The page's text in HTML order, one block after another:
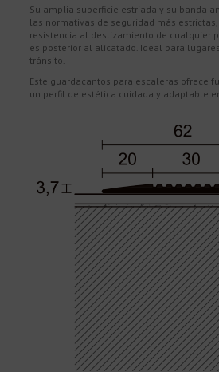
Su amplia superficie estriada y su banda
las normativas de seguridad más
resistencia al deslizamiento de cualquier
es posterior al alicatado. Ideal para
tránsito.
Este guardacantos para escaleras ofrece
un perfil de estética cuidada y adaptable